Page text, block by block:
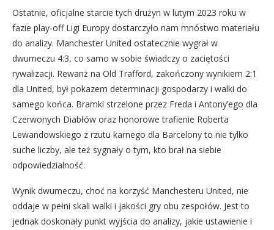
Ostatnie, oficjalne starcie tych drużyn w lutym 2023 roku w
fazie play-off Ligi Europy dostarczyło nam mnóstwo materiału
do analizy. Manchester United ostatecznie wygrał w
dwumeczu 4:3, co samo w sobie świadczy o zaciętości
rywalizacji. Rewanż na Old Trafford, zakończony wynikiem 2:1
dla United, był pokazem determinacji gospodarzy i walki do
samego końca. Bramki strzelone przez Freda i Antony’ego dla
Czerwonych Diabłów oraz honorowe trafienie Roberta
Lewandowskiego z rzutu karnego dla Barcelony to nie tylko
suche liczby, ale też sygnały o tym, kto brał na siebie
odpowiedzialność.
Wynik dwumeczu, choć na korzyść Manchesteru United, nie
oddaje w pełni skali walki i jakości gry obu zespołów. Jest to
jednak doskonały punkt wyjścia do analizy, jakie ustawienie i